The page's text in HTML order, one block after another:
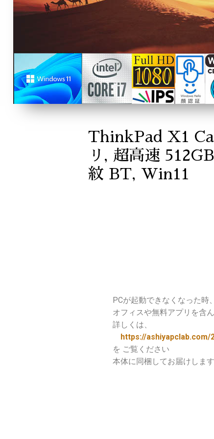
ThinkPad X1
リ, 超高速
紋 BT, Win11
PCが起動できなくなった時
オフィスや無料アプリを含
詳しくは、
https://
を ご覧ください
本体に同梱してお届けします